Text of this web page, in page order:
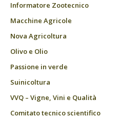
Informatore Zootecnico
Macchine Agricole
Nova Agricoltura
Olivo e Olio
Passione in verde
Suinicoltura
VVQ – Vigne, Vini e Qualità
Comitato tecnico scientifico